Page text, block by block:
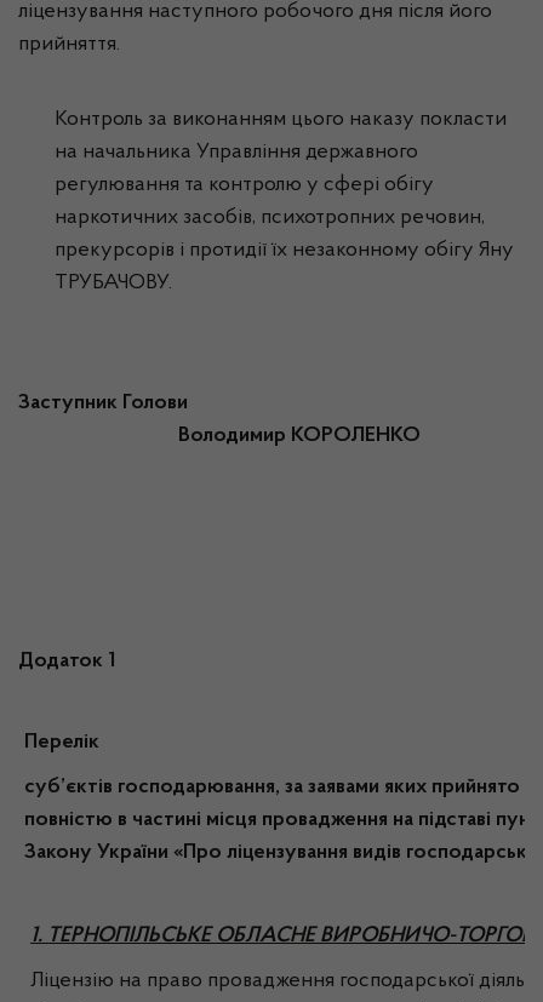
ліцензування наступного робочого дня після його
прийняття.
Контроль за виконанням цього наказу покласти
на начальника Управління державного
регулювання та контролю у сфері обігу
наркотичних засобів, психотропних речовин,
прекурсорів і протидії їх незаконному обігу Яну
ТРУБАЧОВУ.
Заступник Голови
Володимир КОРОЛЕНКО
Додаток 1
Перелік
суб’єктів господарювання, за заявами яких прийнято
повністю в частині місця провадження на підставі
Закону України «Про ліцензування видів
1. ТЕРНОПІЛЬСЬКЕ ОБЛАСНЕ ВИРОБНИЧО-
Ліцензію на право провадження господарської